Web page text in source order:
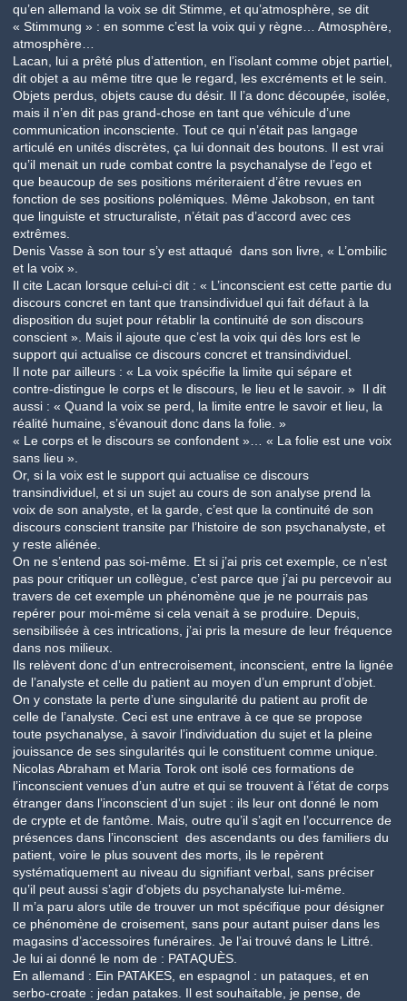
qu’en allemand la voix se dit Stimme, et qu’atmosphère, se dit
« Stimmung » : en somme c’est la voix qui y règne… Atmosphère,
atmosphère…
Lacan, lui a prêté plus d’attention, en l’isolant comme objet partiel,
dit objet a au même titre que le regard, les excréments et le sein.
Objets perdus, objets cause du désir. Il l’a donc découpée, isolée,
mais il n’en dit pas grand-chose en tant que véhicule d’une
communication inconsciente. Tout ce qui n’était pas langage
articulé en unités discrètes, ça lui donnait des boutons. Il est vrai
qu’il menait un rude combat contre la psychanalyse de l’ego et
que beaucoup de ses positions mériteraient d’être revues en
fonction de ses positions polémiques. Même Jakobson, en tant
que linguiste et structuraliste, n’était pas d’accord avec ces
extrêmes.
Denis Vasse à son tour s’y est attaqué dans son livre, « L’ombilic
et la voix ».
Il cite Lacan lorsque celui-ci dit : « L’inconscient est cette partie du
discours concret en tant que transindividuel qui fait défaut à la
disposition du sujet pour rétablir la continuité de son discours
conscient ». Mais il ajoute que c’est la voix qui dès lors est le
support qui actualise ce discours concret et transindividuel.
Il note par ailleurs : « La voix spécifie la limite qui sépare et
contre-distingue le corps et le discours, le lieu et le savoir. » Il dit
aussi : « Quand la voix se perd, la limite entre le savoir et lieu, la
réalité humaine, s’évanouit donc dans la folie. »
« Le corps et le discours se confondent »… « La folie est une voix
sans lieu ».
Or, si la voix est le support qui actualise ce discours
transindividuel, et si un sujet au cours de son analyse prend la
voix de son analyste, et la garde, c’est que la continuité de son
discours conscient transite par l’histoire de son psychanalyste, et
y reste aliénée.
On ne s’entend pas soi-même. Et si j’ai pris cet exemple, ce n’est
pas pour critiquer un collègue, c’est parce que j’ai pu percevoir au
travers de cet exemple un phénomène que je ne pourrais pas
repérer pour moi-même si cela venait à se produire. Depuis,
sensibilisée à ces intrications, j’ai pris la mesure de leur fréquence
dans nos milieux.
Ils relèvent donc d’un entrecroisement, inconscient, entre la lignée
de l’analyste et celle du patient au moyen d’un emprunt d’objet.
On y constate la perte d’une singularité du patient au profit de
celle de l’analyste. Ceci est une entrave à ce que se propose
toute psychanalyse, à savoir l’individuation du sujet et la pleine
jouissance de ses singularités qui le constituent comme unique.
Nicolas Abraham et Maria Torok ont isolé ces formations de
l’inconscient venues d’un autre et qui se trouvent à l’état de corps
étranger dans l’inconscient d’un sujet : ils leur ont donné le nom
de crypte et de fantôme. Mais, outre qu’il s’agit en l’occurrence de
présences dans l’inconscient des ascendants ou des familiers du
patient, voire le plus souvent des morts, ils le repèrent
systématiquement au niveau du signifiant verbal, sans préciser
qu’il peut aussi s’agir d’objets du psychanalyste lui-même.
Il m’a paru alors utile de trouver un mot spécifique pour désigner
ce phénomène de croisement, sans pour autant puiser dans les
magasins d’accessoires funéraires. Je l’ai trouvé dans le Littré.
Je lui ai donné le nom de : PATAQUÈS.
En allemand : Ein PATAKES, en espagnol : un pataques, et en
serbo-croate : jedan patakes. Il est souhaitable, je pense, de